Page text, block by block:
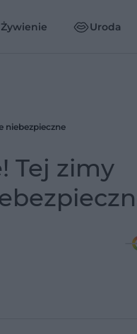
Żywienie Uroda
niebezpieczne
Tej zimy